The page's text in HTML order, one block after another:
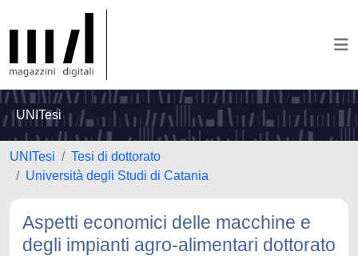
UNITesi
UNITesi
Tesi di dottorato
Università degli Studi di Catania
Aspetti economici delle macchine e
degli impianti agro-alimentari dottorato